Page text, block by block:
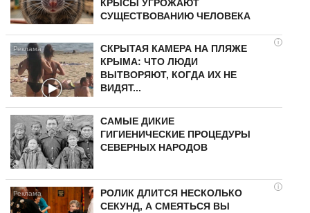
КРЫСЫ УГРОЖАЮТ
СУЩЕСТВОВАНИЮ ЧЕЛОВЕКА
i
СКРЫТАЯ КАМЕРА НА ПЛЯЖЕ
КРЫМА: ЧТО ЛЮДИ
ВЫТВОРЯЮТ, КОГДА ИХ НЕ
ВИДЯТ...
САМЫЕ ДИКИЕ
ГИГИЕНИЧЕСКИЕ ПРОЦЕДУРЫ
СЕВЕРНЫХ НАРОДОВ
i
РОЛИК ДЛИТСЯ НЕСКОЛЬКО
СЕКУНД, А СМЕЯТЬСЯ ВЫ